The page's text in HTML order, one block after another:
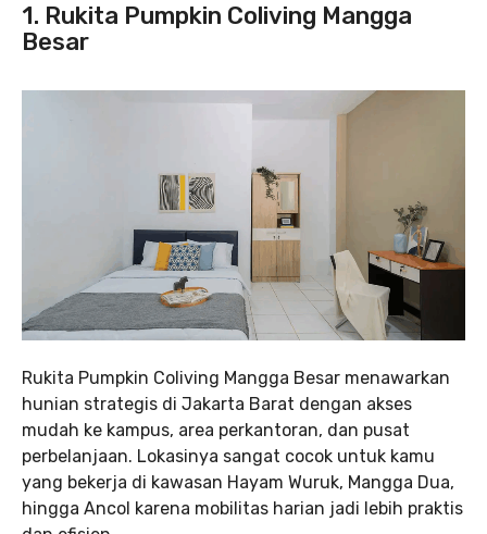
1. Rukita Pumpkin Coliving Mangga
Besar
Rukita Pumpkin Coliving Mangga Besar menawarkan
hunian strategis di Jakarta Barat dengan akses
mudah ke kampus, area perkantoran, dan pusat
perbelanjaan. Lokasinya sangat cocok untuk kamu
yang bekerja di kawasan Hayam Wuruk, Mangga Dua,
hingga Ancol karena mobilitas harian jadi lebih praktis